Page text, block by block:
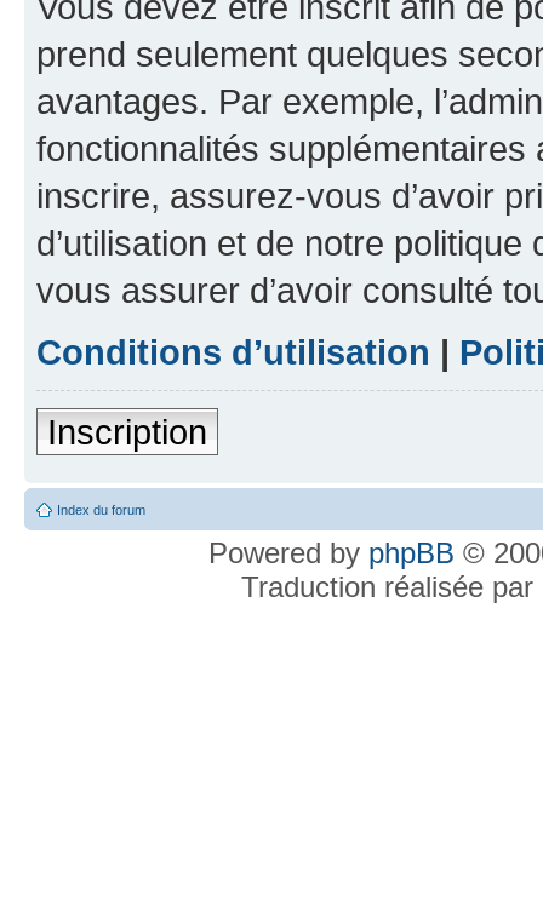
prend seulement quelques
avantages. Par exemple,
fonctionnalités
inscrire, assurez-vous d’avoir
d’utilisation et de notre
vous assurer d’avoir consulté
Conditions d’utilisation |
Inscription
Index du forum
Powered by phpBB ©
Traduction réalisée par